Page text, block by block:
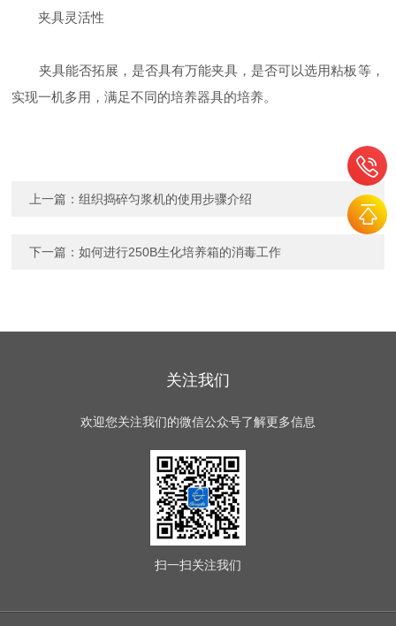
夹具灵活性
夹具能否拓展，是否具有万能夹具，是否可以选用粘板等，
实现一机多用，满足不同的培养器具的培养。
上一篇：组织捣碎匀浆机的使用步骤介绍
下一篇：如何进行250B生化培养箱的消毒工作
关注我们
欢迎您关注我们的微信公众号了解更多信息
扫一扫关注我们